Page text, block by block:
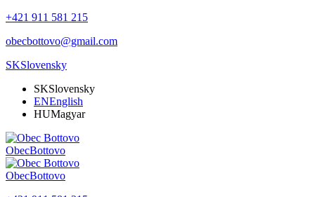
+421 911 581 215
obecbottovo@gmail.com
SKSlovensky
SKSlovensky
ENEnglish
HUMagyar
ObecBottovo
ObecBottovo